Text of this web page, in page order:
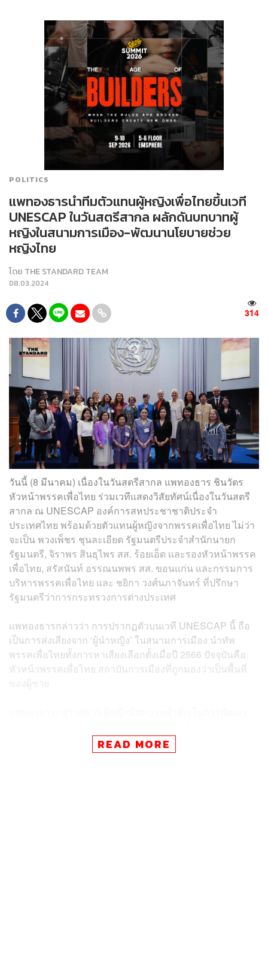
POLITICS
แพทองธารนำทีมตัวแทนผู้หญิงเพื่อไทยขึ้นเวที
UNESCAP ในวันสตรีสากล ผลักดันบทบาทผู้
หญิงในสนามการเมือง-พัฒนานโยบายช่วย
หญิงไทย
โดย THE STANDARD TEAM
08.03.2024
314
วันนี้ (8 มีนาคม) เนื่องในวันสตรีสากล แพทองธาร ชินวัตร
หัวหน้าพรรคเพื่อไทย ร่วมเวทีแสดงวิสัยทัศน์เนื่องในวันสตรี
สากล ณ UNESCAP องค์การสหประชาชาติประจำ
ประเทศไทย พร้อมด้วยตัวแทนผู้หญิงจากพรรคเพื่อไทย ไม่ว่า
จะเป็น พวงเพ็ชร ชุนละเอียด รัฐมนตรีประจำสำนักนายก
รัฐมนตรี, จิราพร สินธุไพร สส. ร้อยเอ็ด และรองหัวหน้าพรรค
เพื่อไทย, สรัสนันท์ อรรณนพพร สส. ขอนแก่น และกรรมการ
บริหารพรรคเพื่อไทย และ ชยิกา วงศ์นภาจันทร์ ที่ปรึกษา
รัฐมนตรีว่าการกระทรวงการต่างประเทศ
แพทองธารกล่าวว่า การปรากฏตัวบนเวที UNESCAP นี้ ถือ
เป็นการส่งเสียงจาก ‘ผู้นำหญิง’ ในสนามการเมือง นำทัพ
พรรคเพื่อไทยทั้งการหาเสียงเลือกตั้งเมื่อปี 2566 ปัจจุบันคือ
หัวหน้าพรรคเพื่อไทย สถาบันการเมืองที่ถูกมองว่าเป็นพื้นที่
ของผู้ชาย
เอกชน อย่างไรก็ตาม แม้ผู้หญิงจะมีบทบาทในการขับเคลื่อน
ประเทศและประเทศไทยเคยมีนายกรัฐมนตรีที่เป็นผู้หญิงมา
READ MORE